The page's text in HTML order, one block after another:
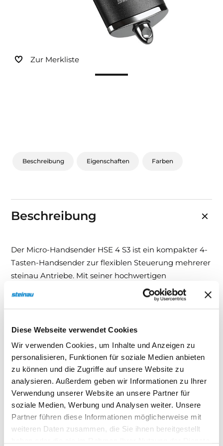
Diese Webseite verwendet Cookies
Wir verwenden Cookies, um Inhalte und Anzeigen zu
personalisieren, Funktionen für soziale Medien anbieten
zu können und die Zugriffe auf unsere Website zu
analysieren. Außerdem geben wir Informationen zu Ihrer
Verwendung unserer Website an unsere Partner für
soziale Medien, Werbung und Analysen weiter. Unsere
Partner führen diese Informationen möglicherweise mit
weiteren Daten zusammen, die Sie ihnen bereitgestellt
Sonnen- und Insektenschutz
Dachboden­treppen
Zur Merkliste
Beschreibung Eigenschaften Farben
Beschreibung
Der Micro-Handsender HSE 4 S3 ist ein kompakter 4-
Tasten-Handsender zur flexiblen Steuerung mehrerer
steinau Antriebe. Mit seiner hochwertigen
Verarbeitung und dem integrierten Schlüsselring ist
er ideal für den täglichen Einsatz geeignet und stets
Technische Details
4-Tasten-Handsender (Impulsfunktion)
Strukturierte Kunststoffoberfläche mit
verchromten Zink-Druckguss-Kappen
– Gehäusefarbe: Schwarz
Inklusive Schlüsselring zur Befestigung am